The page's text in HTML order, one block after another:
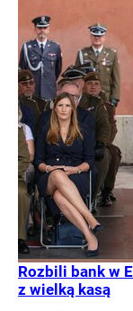
Rozbili bank w
z wielką kasą